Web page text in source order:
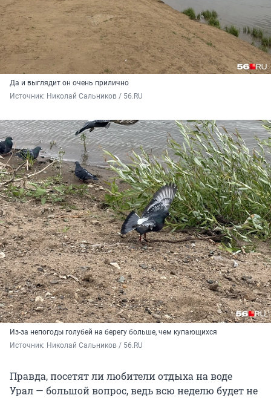
Да и выглядит он очень прилично
Источник: Николай Сальников / 56.RU
Из-за непогоды голубей на берегу больше, чем купающихся
Источник: Николай Сальников / 56.RU
Правда, посетят ли любители отдыха на воде
Урал — большой вопрос, ведь всю неделю будет не